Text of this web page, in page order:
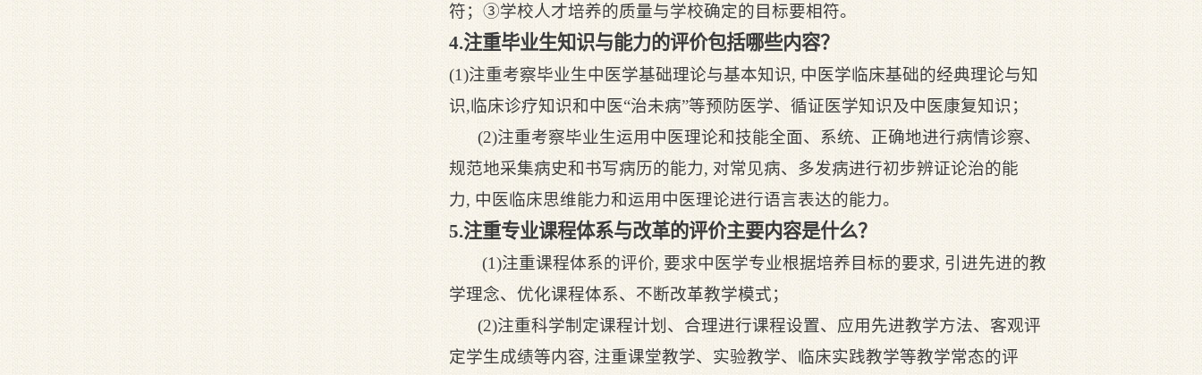
符；③学校人才培养的质量与学校确定的目标要相符。
4.注重毕业生知识与能力的评价包括哪些内容？
(1)注重考察毕业生中医学基础理论与基本知识, 中医学临床基础的经典理论与知
识,临床诊疗知识和中医“治未病”等预防医学、循证医学知识及中医康复知识；
(2)注重考察毕业生运用中医理论和技能全面、系统、正确地进行病情诊察、
规范地采集病史和书写病历的能力, 对常见病、多发病进行初步辨证论治的能
力, 中医临床思维能力和运用中医理论进行语言表达的能力。
5.注重专业课程体系与改革的评价主要内容是什么？
(1)注重课程体系的评价, 要求中医学专业根据培养目标的要求, 引进先进的教
学理念、优化课程体系、不断改革教学模式；
(2)注重科学制定课程计划、合理进行课程设置、应用先进教学方法、客观评
定学生成绩等内容, 注重课堂教学、实验教学、临床实践教学等教学常态的评